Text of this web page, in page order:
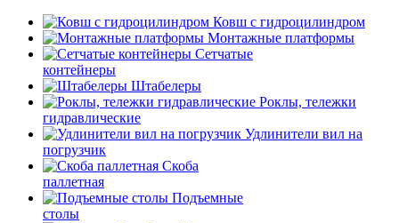
Ковш с гидроцилиндром
Монтажные платформы
Сетчатые
контейнеры
Штабелеры
Роклы, тележки
гидравлические
Удлинители вил на
погрузчик
Скоба
паллетная
Подъемные
столы